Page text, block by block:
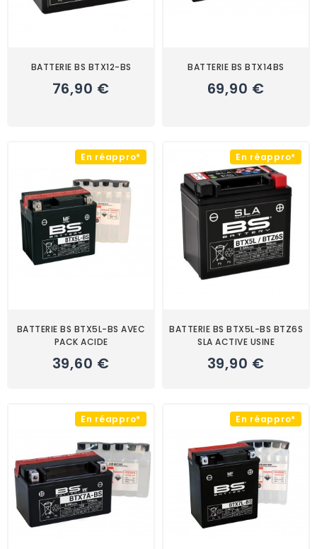
BATTERIE BS BTX12-BS
76,90 €
BATTERIE BS BTX14BS
69,90 €
En réappro*
BATTERIE BS BTX5L-BS AVEC
PACK ACIDE
39,60 €
En réappro*
BATTERIE BS BTX5L-BS BTZ6S
SLA ACTIVE USINE
39,90 €
En réappro* En réappro*